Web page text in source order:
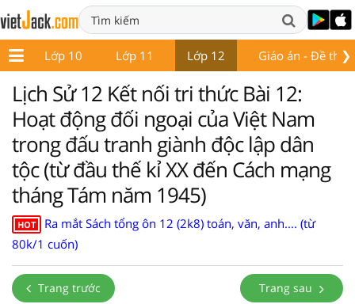
❯
9 Lớp 10 Lớp 11 Lớp 12 Giáo án - Đề thi
Lịch Sử 12 Kết nối tri thức Bài 12:
Hoạt động đối ngoại của Việt Nam
trong đấu tranh giành độc lập dân
tộc (từ đầu thế kỉ XX đến Cách mạng
tháng Tám năm 1945)
HOT
Ra mắt Sách tổng ôn 12 (2k8) toán, văn, anh.... (từ
80k/1 cuốn)
Trang trước Trang sau